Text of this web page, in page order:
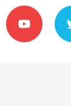
Y
o
u
t